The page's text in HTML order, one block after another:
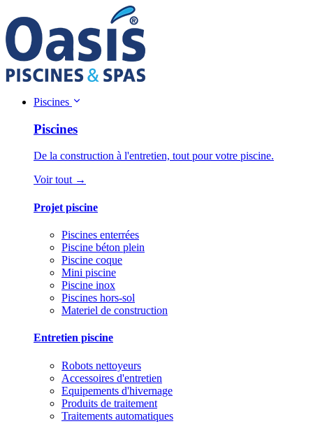
Piscines
Piscines
De la construction à l'entretien, tout pour votre piscine.
Voir tout →
Projet piscine
Piscines enterrées
Piscine béton plein
Piscine coque
Mini piscine
Piscine inox
Piscines hors-sol
Materiel de construction
Entretien piscine
Robots nettoyeurs
Accessoires d'entretien
Equipements d'hivernage
Produits de traitement
Traitements automatiques